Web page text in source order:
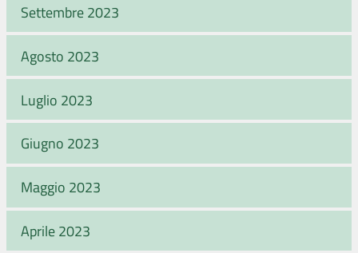
Settembre 2023
Agosto 2023
Luglio 2023
Giugno 2023
Maggio 2023
Aprile 2023